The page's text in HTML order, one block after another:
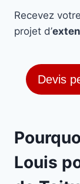
Recevez
projet d’
Devis
Louis